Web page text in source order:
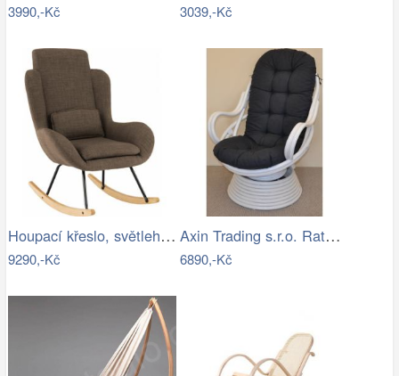
3990,-Kč 3039,-Kč
Houpací křeslo, světlehnědá látka /…
9290,-Kč
Axin Trading s.r.o. Ratanové houpací…
6890,-Kč